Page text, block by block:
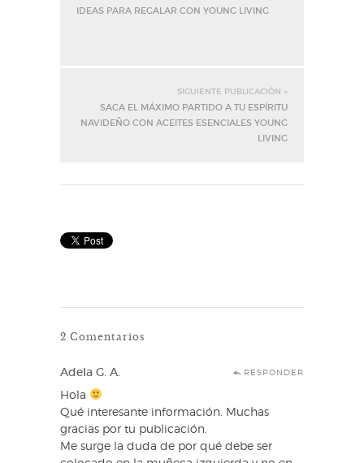
IDEAS PARA REGALAR CON YOUNG LIVING
SIGUIENTE PUBLICACIÓN »
SACA EL MÁXIMO PARTIDO A TU ESPÍRITU
NAVIDEÑO CON ACEITES ESENCIALES YOUNG
LIVING
2 Comentarios
Adela G. A. RESPONDER
Hola
Qué interesante información. Muchas
gracias por tu publicación.
Me surge la duda de por qué debe ser